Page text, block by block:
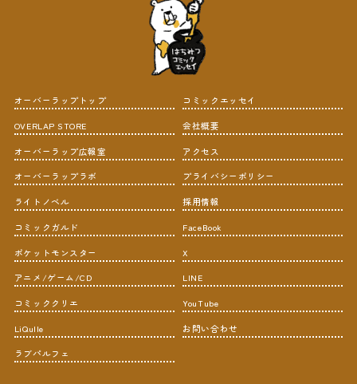
オーバーラップトップ
OVERLAP STORE
オーバーラップ広報室
オーバーラップラボ
ライトノベル
コミックガルド
ポケットモンスター
アニメ/ゲーム/CD
コミッククリエ
LiQulle
ラブパルフェ
コミックエッセイ
会社概要
アクセス
プライバシーポリシー
採用情報
FaceBook
X
LINE
YouTube
お問い合わせ